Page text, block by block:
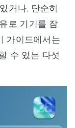
거나, 단순히
로 기기를 잠
가이드에서는
수 있는 다섯